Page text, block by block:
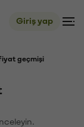
Giriş yap
geçmişi